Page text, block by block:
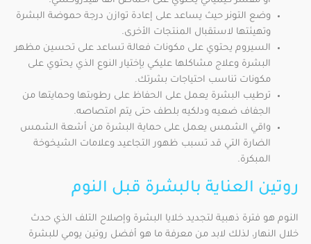
وضع التونر حيث يساعد على إعادة توازن درجة حموضة البشرة
وتهيئتها لاستقبال المنتجات الأخرى.
السيروم يحتوي على مكونات فعالة تساعد على تحسين مظهر
البشرة وعلاج مشاكلها عليكي بإختيار النوع الذي يحتوي على
مكونات تناسب احتياجات بشرتك.
ترطيب البشرة يعمل على الحفاظ على رطوبتها وحمايتها من
الجفاف ضعيه ودلكيه بلطف حتى يتم امتصاصه.
واقي الشمس يعمل على حماية البشرة من أشعة الشمس
الضارة التي قد تسبب ظهور التجاعيد وعلامات الشيخوخة
المبكرة.
روتين العناية بالبشرة قبل النوم
النوم هو فترة ذهبية لتجديد خلايا البشرة وإصلاح التلف الذي حدث
خلال النهار، لذلك لابد من معرفة ما هو أفضل روتين يومي للبشرة